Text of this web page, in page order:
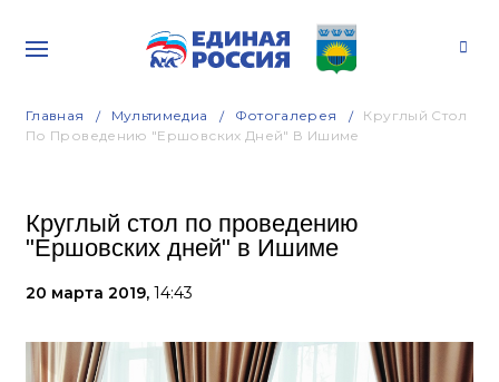
Главная Мультимедиа Фотогалерея
Круглый Стол
По Проведению "Ершовских Дней" В Ишиме
Круглый стол по проведению
"Ершовских дней" в Ишиме
20 марта 2019, 14:43